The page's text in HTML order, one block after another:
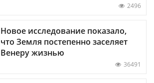
2496
Новое исследование показало,
что Земля постепенно заселяет
Венеру жизнью
36491